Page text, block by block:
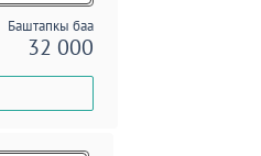
Баштапкы баа
32 000